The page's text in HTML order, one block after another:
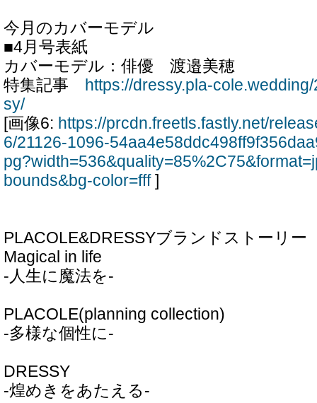
今月のカバーモデル
■4月号表紙
カバーモデル：俳優 渡邉美穂
特集記事
https://dressy.pla-
sy/
[画像6: https://prcdn.freetls.fastly.net/
6/21126-1096-
bounds&bg-color=fff]
PLACOLE&DRESSYブランドストーリー
Magical in life
-人生に魔法を-
PLACOLE(planning collection)
-多様な個性に-
DRESSY
-煌めきをあたえる-